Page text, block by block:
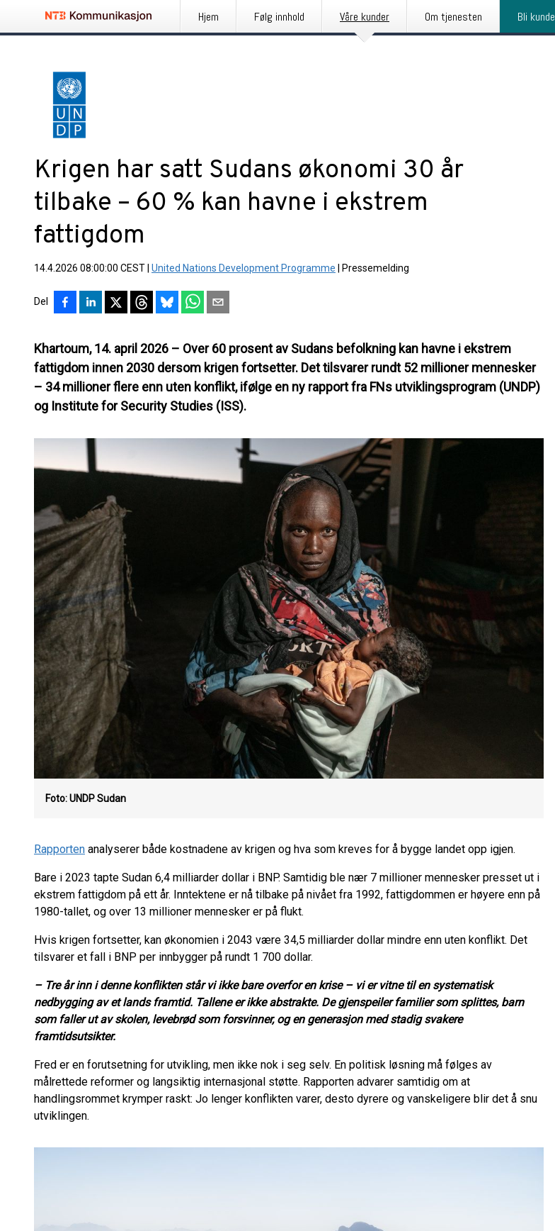
Hjem Følg innhold Våre kunder Om tjenesten Bli kunde
Krigen har satt Sudans økonomi 30 år
tilbake – 60 % kan havne i ekstrem
fattigdom
14.4.2026 08:00:00 CEST United Nations Development Programme Pressemelding
Del
Khartoum, 14. april 2026 – Over 60 prosent av Sudans befolkning kan havne i ekstrem
fattigdom innen 2030 dersom krigen fortsetter. Det tilsvarer rundt 52 millioner mennesker
– 34 millioner flere enn uten konflikt, ifølge en ny rapport fra FNs utviklingsprogram (UNDP)
og Institute for Security Studies (ISS).
Foto: UNDP Sudan
Rapporten analyserer både kostnadene av krigen og hva som kreves for å bygge landet opp igjen.
Bare i 2023 tapte Sudan 6,4 milliarder dollar i BNP. Samtidig ble nær 7 millioner mennesker presset ut i
ekstrem fattigdom på ett år. Inntektene er nå tilbake på nivået fra 1992, fattigdommen er høyere enn på
1980-tallet, og over 13 millioner mennesker er på flukt.
Hvis krigen fortsetter, kan økonomien i 2043 være 34,5 milliarder dollar mindre enn uten konflikt. Det
tilsvarer et fall i BNP per innbygger på rundt 1 700 dollar.
– Tre år inn i denne konflikten står vi ikke bare overfor en krise – vi er vitne til en systematisk
nedbygging av et lands framtid. Tallene er ikke abstrakte. De gjenspeiler familier som splittes, barn
som faller ut av skolen, levebrød som forsvinner, og en generasjon med stadig svakere
framtidsutsikter.
Fred er en forutsetning for utvikling, men ikke nok i seg selv. En politisk løsning må følges av
målrettede reformer og langsiktig internasjonal støtte. Rapporten advarer samtidig om at
handlingsrommet krymper raskt: Jo lenger konflikten varer, desto dyrere og vanskeligere blir det å snu
utviklingen.